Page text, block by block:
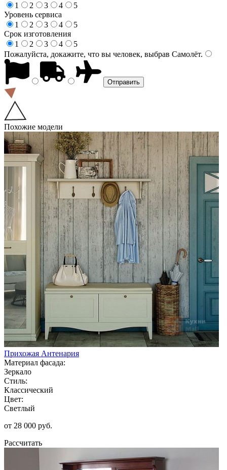
1
2 3 4
5
Уровень сервиса
1
2 3 4
5
Срок изготовления
1
2 3 4
5
Пожалуйста, докажите, что вы человек, выбрав Самолёт.
Похожие модели
Прихожая Антенария
Материал фасада:
Зеркало
Стиль:
Классический
Цвет:
Светлый
от 28 000 руб.
Рассчитать